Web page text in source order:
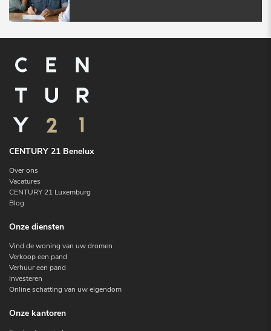
CENTURY 21 Benelux
Over ons
Vacatures
CENTURY 21 Luxemburg
Blog
Onze diensten
Vind de woning van uw dromen
Verkoop een pand
Verhuur een pand
Investeren
Online schatting van uw eigendom
Onze kantoren